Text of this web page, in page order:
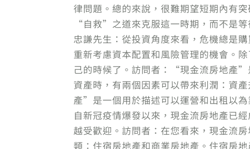
律問題。總的來說，很難期望短期內有
“自救”之道來克服這一時期，而不是
忠謙先生：從投資角度來看，危機總是
重新考慮資本配置和風險管理的機會。
己的時候了。訪問者：“現金流房地產”
資產時，有兩個因素可以帶來利潤：資
產”是一個用於描述可以運營和出租以
自新冠疫情爆發以來，現金流房地產已
越受歡迎。訪問者：在您看來，現金流
類：住宿房地產和商業房地產。住宿房